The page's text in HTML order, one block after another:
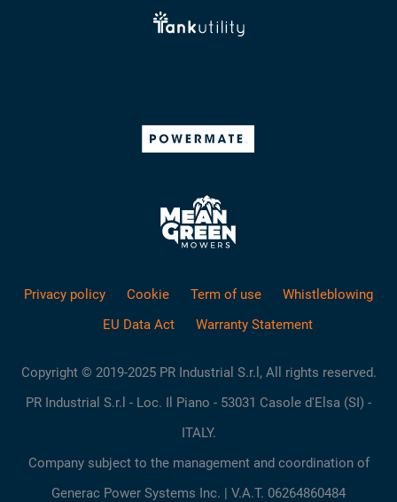
Privacy policy Cookie Term of use
Whistleblowing
EU Data Act
Warranty Statement
Copyright © 2019-2025 PR Industrial S.r.l, All rights reserved.
PR Industrial S.r.l - Loc. Il Piano - 53031 Casole d'Elsa (SI) -
ITALY.
Company subject to the management and coordination of
Generac Power Systems Inc. | V.A.T. 06264860484